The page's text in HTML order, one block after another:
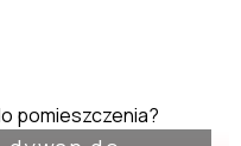
pomieszczenia?